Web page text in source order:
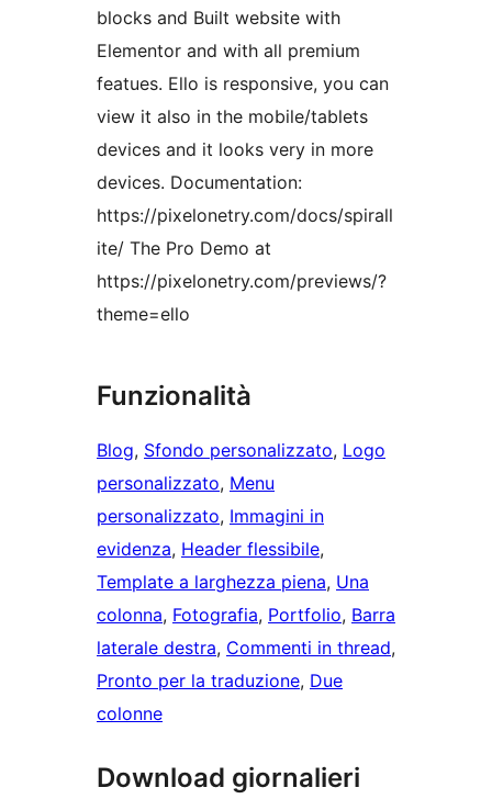
blocks and Built website with
Elementor and with all premium
featues. Ello is responsive, you can
view it also in the mobile/tablets
devices and it looks very in more
devices. Documentation:
https://pixelonetry.com/docs/spirall
ite/ The Pro Demo at
https://pixelonetry.com/previews/?
theme=ello
Funzionalità
Blog, Sfondo personalizzato, Logo
personalizzato, Menu
personalizzato, Immagini in
evidenza, Header flessibile
Template a larghezza piena, Una
colonna, Fotografia, Portfolio, Barra
laterale destra, Commenti in thread
Pronto per la traduzione, Due
colonne
Download giornalieri